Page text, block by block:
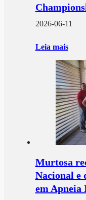
2026-06-11
Leia mais
Murtosa
Nacional e
em Apneia